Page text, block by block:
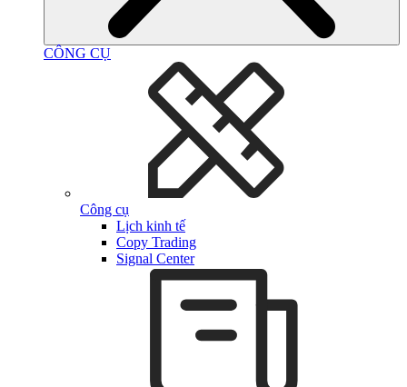
CÔNG CỤ
Công cụ
Lịch kinh tế
Copy Trading
Signal Center